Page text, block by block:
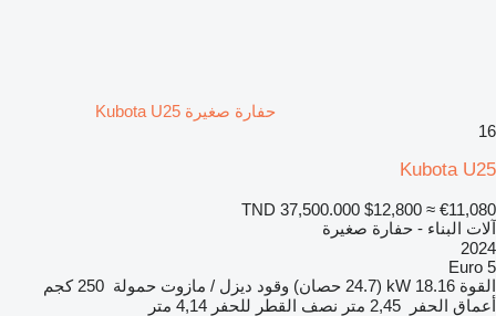
حفارة صغيرة Kubota U25
16
Kubota U25
TND 37,500.000 $12,800 ≈ €11,080
آلات البناء - حفارة صغيرة
2024
Euro 5
القوة 18.16 kW (24.7 حصان) وقود ديزل / مازوت حمولة 250 كجم
أعماق الحفر
2,45 متر نصف القطر للحفر 4,14 متر